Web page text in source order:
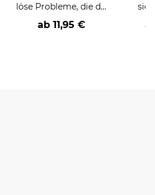
löse Probleme, die du
nicht verstehst -
verschiedene Berufe
ab 11,95 €